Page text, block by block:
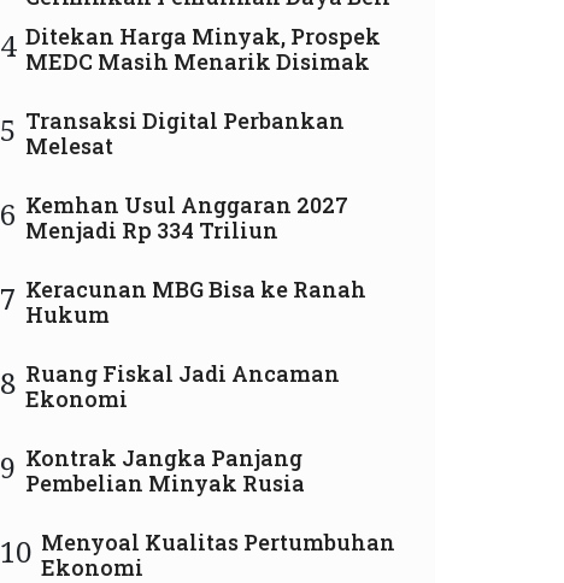
4 Ditekan Harga Minyak, Prospek
MEDC Masih Menarik Disimak
5 Transaksi Digital Perbankan
Melesat
6 Kemhan Usul Anggaran 2027
Menjadi Rp 334 Triliun
7 Keracunan MBG Bisa ke Ranah
Hukum
8 Ruang Fiskal Jadi Ancaman
Ekonomi
9 Kontrak Jangka Panjang
Pembelian Minyak Rusia
10 Menyoal Kualitas Pertumbuhan
Ekonomi